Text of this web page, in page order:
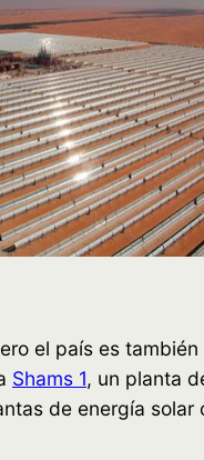
el país es
Shams 1, un planta
de energía solar